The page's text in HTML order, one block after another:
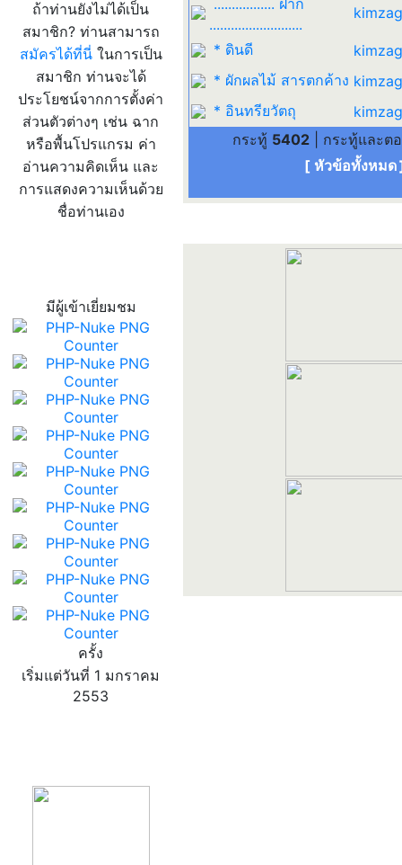
ถ้าท่านยังไม่ได้เป็น
สมาชิก? ท่านสามารถ
สมัครได้ที่นี่ในการเป็น
สมาชิก ท่านจะได้
ประโยชน์จากการตั้งค่า
ส่วนตัวต่างๆ เช่น ฉาก
หรือพื้นโปรแกรม ค่า
อ่านความคิดเห็น และ
การแสดงความเห็นด้วย
ชื่อท่านเอง
มีผู้เข้าเยี่ยมชม
ครั้ง
เริ่มแต่วันที่ 1 มกราคม
2553
................. ฝาก
..........................
* ดินดี
* ผักผลไม้ สารตกค้าง
* อินทรียวัตถุ
กระทู้ 5402 | กระทู้และต
[ หัวข้อทั้งหมด